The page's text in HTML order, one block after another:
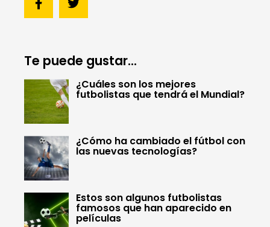
Te puede gustar...
¿Cuáles son los mejores
futbolistas que tendrá el Mundial?
¿Cómo ha cambiado el fútbol con
las nuevas tecnologías?
Estos son algunos futbolistas
famosos que han aparecido en
películas